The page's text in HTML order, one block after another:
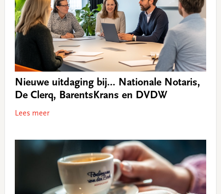
Nieuwe uitdaging bij… Nationale Notaris,
De Clerq, BarentsKrans en DVDW
Lees meer